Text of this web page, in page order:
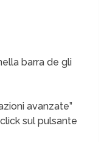
barra de gli
avanzate”
sul pulsante